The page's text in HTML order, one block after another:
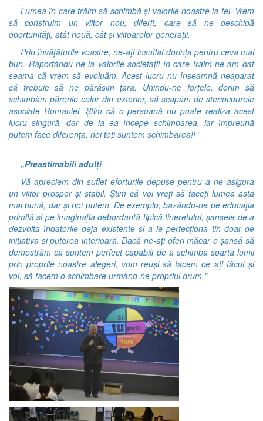
Lumea în care trăim să schimbă și valorile noastre la fel. Vrem
să construim un viitor nou, diferit, care să ne deschidă
oportunități, atât nouă, cât și viitoarelor generații.
Prin învățăturile voastre, ne-ați insuflat dorința pentru ceva mai
bun. Raportându-ne la valorile societații în care traim ne-am dat
seama că vrem să evoluăm. Acest lucru nu înseamnă neaparat
că trebuie să ne părăsim țara. Unindu-ne forțele, dorim să
schimbăm părerile celor din exterior, să scapăm de steriotipurele
asociate Romaniei. Știm că o persoană nu poate realiza acest
lucru singură, dar de la ea începe schimbarea, iar împreună
putem face diferența, noi toți suntem schimbarea!!"
„Preastimabili adulți
Vă apreciem din suflet eforturile depuse pentru a ne asigura
un viitor prosper și stabil. Știm că voi vreți să faceți lumea asta
mai bună, dar și noi putem. De exemplu, bazându-ne pe educația
primită și pe imaginația debordantă tipică tineretului, șansele de a
dezvolta îndatorile deja existente și a le perfecționa țin doar de
inițiativa și puterea interioară. Dacă ne-ați oferi măcar o șansă să
demostrăm că suntem perfect capabili de a schimba soarta lumii
prin proprile noastre alegeri, vom reuși să facem ce ați făcut și
voi, să facem o schimbare urmând-ne propriul drum."